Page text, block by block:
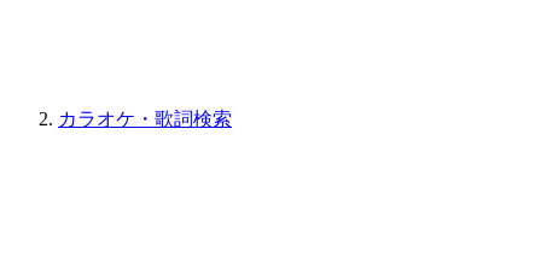
カラオケ・歌詞検索